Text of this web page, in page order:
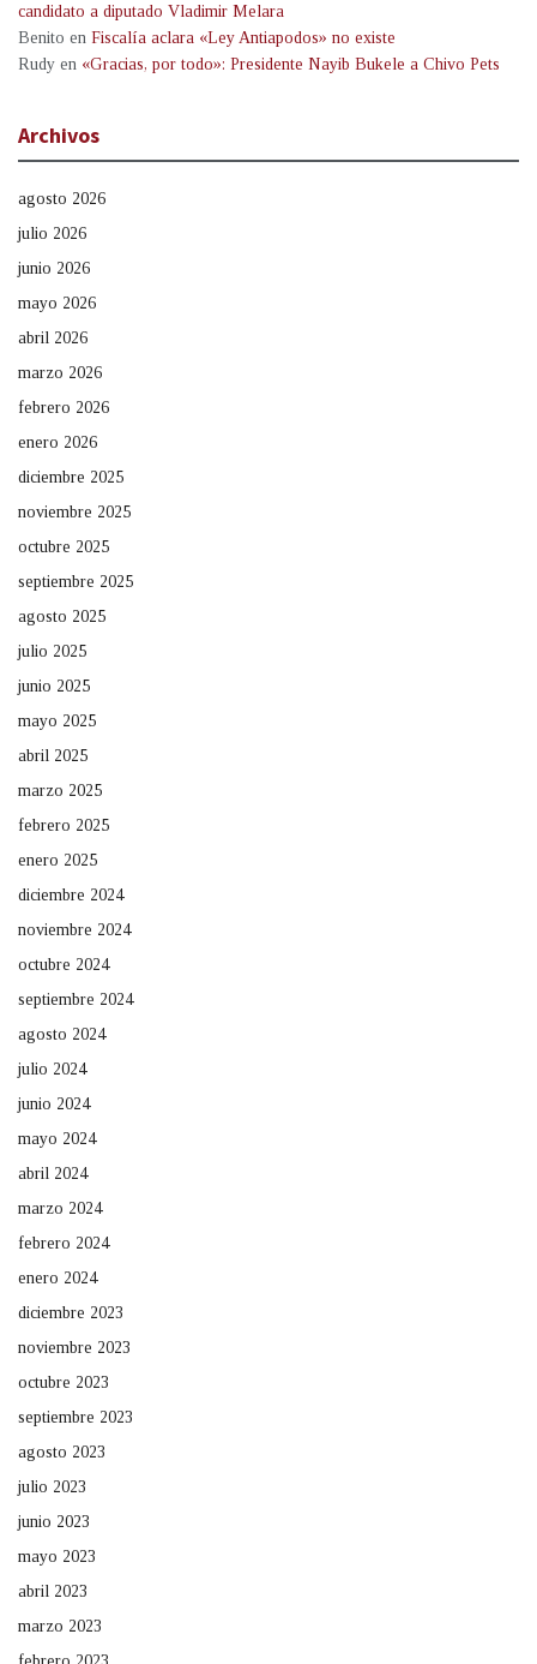
candidato a diputado Vladimir Melara
Benito en Fiscalía aclara «Ley Antiapodos» no existe
Rudy en «Gracias, por todo»: Presidente Nayib Bukele a Chivo Pets
Archivos
agosto 2026
julio 2026
junio 2026
mayo 2026
abril 2026
marzo 2026
febrero 2026
enero 2026
diciembre 2025
noviembre 2025
octubre 2025
septiembre 2025
agosto 2025
julio 2025
junio 2025
mayo 2025
abril 2025
marzo 2025
febrero 2025
enero 2025
diciembre 2024
noviembre 2024
octubre 2024
septiembre 2024
agosto 2024
julio 2024
junio 2024
mayo 2024
abril 2024
marzo 2024
febrero 2024
enero 2024
diciembre 2023
noviembre 2023
octubre 2023
septiembre 2023
agosto 2023
julio 2023
junio 2023
mayo 2023
abril 2023
marzo 2023